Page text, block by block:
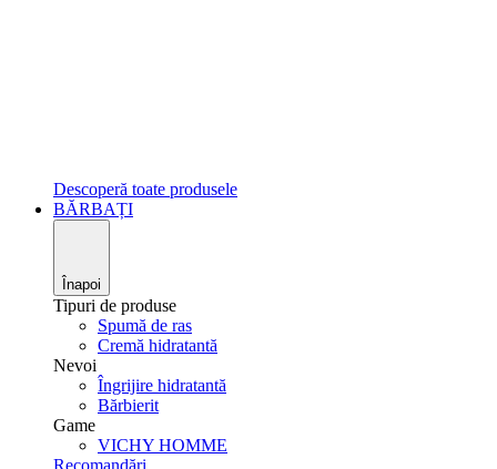
Descoperă toate produsele
BĂRBAȚI
Înapoi
Tipuri de produse
Spumă de ras
Cremă hidratantă
Nevoi
Îngrijire hidratantă
Bărbierit
Game
VICHY HOMME